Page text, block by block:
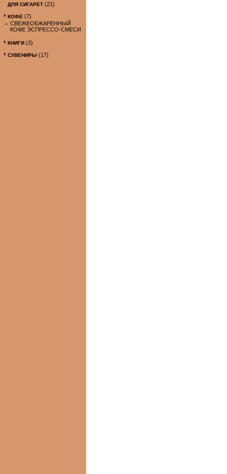
ДЛЯ СИГАРЕТ (21)
КОФЕ (7)
СВЕЖЕОБЖАРЕННЫЙ
КОФЕ ЭСПРЕССО-СМЕСИ
КНИГИ (3)
СУВЕНИРЫ (17)